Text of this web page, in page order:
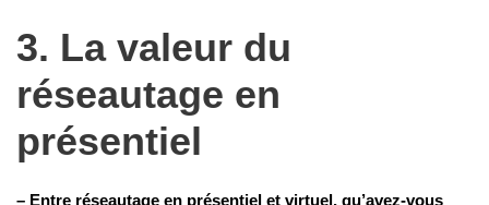
3. La valeur du
réseautage en
présentiel
– Entre réseautage en présentiel et virtuel, qu’avez-vous